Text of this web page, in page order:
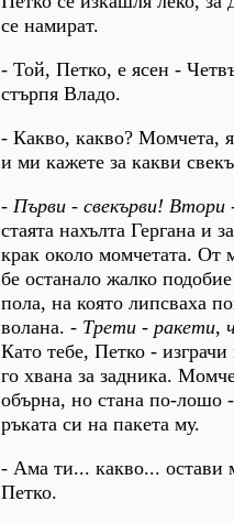
се намират.
- Той, Петко, е ясен -
стърпя Владо.
- Какво, какво? Момчета,
и ми кажете за какви
- Първи - свекърви!
стаята нахълта Гергана и
крак около момчетата. От
бе останало жалко
пола, на която липсваха
волана. - Трети - ракети,
Като тебе, Петко -
го хвана за задника.
обърна, но стана по-лошо
ръката си на пакета му.
- Ама ти... какво... остави
Петко.